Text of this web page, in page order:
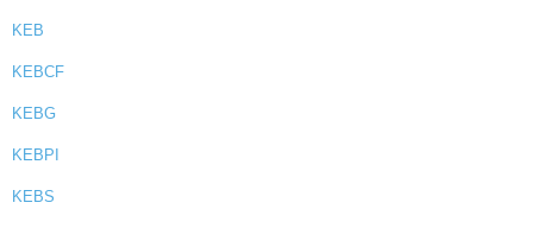
KEB
KEBCF
KEBG
KEBPI
KEBS